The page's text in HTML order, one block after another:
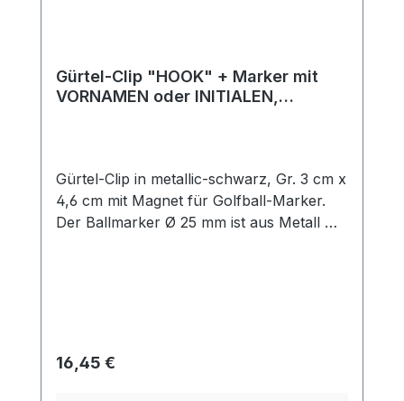
Gürtel-Clip "HOOK" + Marker mit
VORNAMEN oder INITIALEN,
Gürtel-Clip in metallic-schwarz, Gr. 3 cm x
4,6 cm mit Magnet für Golfball-Marker.
Der Ballmarker Ø 25 mm ist aus Metall mit
Ballmarker stets griffbereit! Machen Sie
Ihren Golffreunden ein persönliches
Regulärer Preis:
16,45 €